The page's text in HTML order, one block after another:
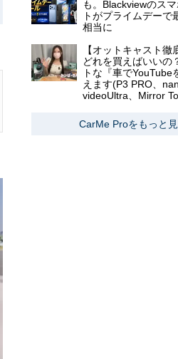
も。Blackviewのス
トがプライムデーで
相当に
【オットキャスト徹
どれを買えばいいの
トな『車でYouTube
えます(P3 PRO、
videoUltra、Mirror
CarMe Proをもっと